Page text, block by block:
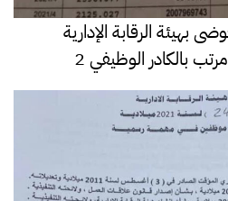
الرقابة الإدارية
بالكادر الوظيفي 2